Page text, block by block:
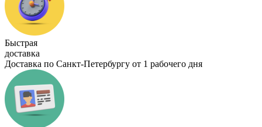
Быстрая
доставка
Доставка по Санкт-Петербургу от 1 рабочего дня